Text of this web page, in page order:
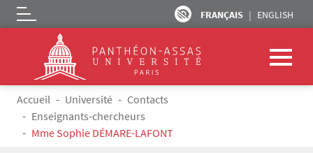
Aller au contenu principal
FRANÇAIS ENGLISH
Logo
Fil d'Ariane
Accueil Université
Contacts
Enseignants-chercheurs
Mme Sophie DÉMARE-LAFONT